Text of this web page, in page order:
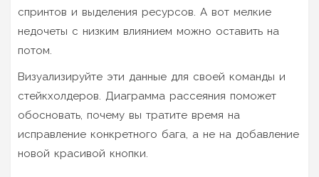
спринтов и выделения ресурсов. А вот мелкие
недочеты с низким влиянием можно оставить на
потом.
Визуализируйте эти данные для своей команды и
стейкхолдеров. Диаграмма рассеяния поможет
обосновать, почему вы тратите время на
исправление конкретного бага, а не на добавление
новой красивой кнопки.